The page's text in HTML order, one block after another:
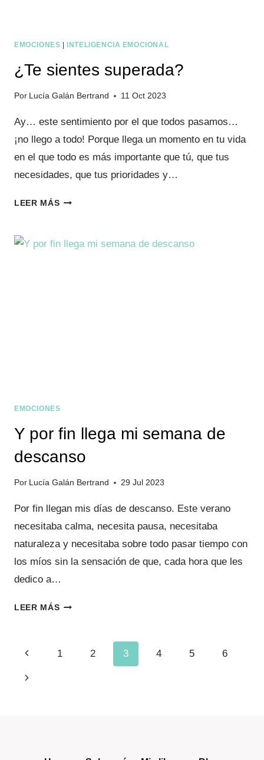
EMOCIONES |INTELIGENCIA EMOCIONAL
¿Te sientes superada?
Por Lucía Galán Bertrand 11 Oct 2023
Ay… este sentimiento por el que todos pasamos…
¡no llego a todo! Porque llega un momento en tu vida
en el que todo es más importante que tú, que tus
necesidades, que tus prioridades y…
LEER MÁS¿TE
EMOCIONES
Y por fin llega mi semana de
descanso
Por Lucía Galán Bertrand 29 Jul 2023
Por fin llegan mis días de descanso. Este verano
necesitaba calma, necesita pausa, necesitaba
naturaleza y necesitaba sobre todo pasar tiempo con
los míos sin la sensación de que, cada hora que les
dedico a…
LEER MÁSY
Navegación
de
Página
anterior
1 2 3 4 5 6
Siguiente